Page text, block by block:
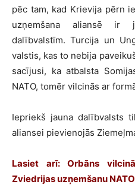
pēc tam, kad Krievija pērn
uzņemšana aliansē ir
dalībvalstīm. Turcija un
valstis, kas to nebija
sacījusi, ka atbalsta
NATO, tomēr vilcinās ar
Iepriekš jauna dalībvalsts
aliansei pievienojās
Lasiet arī: Orbāns
Zviedrijas uzņemšanu NATO